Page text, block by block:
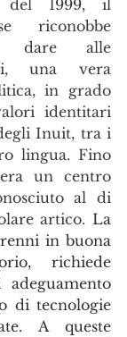
1999, il
riconobbe
dare alle
una vera
in grado
identitari
Inuit, tra i
lingua. Fino
un centro
al di
artico. La
in buona
richiede
di tecnologie
A queste